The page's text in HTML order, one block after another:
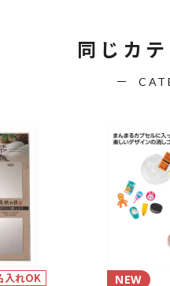
同じカ
入れOK NEW